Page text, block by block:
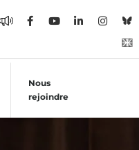
Nous
rejoindre